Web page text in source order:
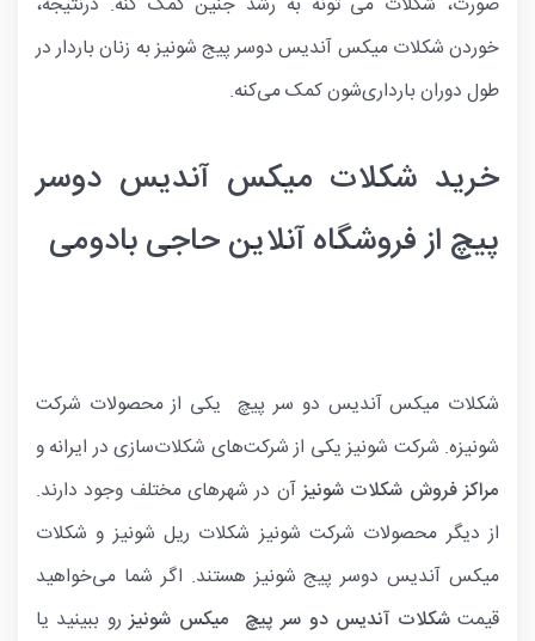
صورت، شکلات می تونه به رشد جنین کمک کنه. درنتیجه،
خوردن شکلات میکس آندیس دوسر پیج شونیز به زنان باردار در
طول دوران بارداری‌شون کمک می‌کنه.
خرید شکلات میکس آندیس دوسر
پیچ از فروشگاه آنلاین حاجی بادومی
شکلات میکس آندیس دو سر پیچ یکی از محصولات شرکت
شونیزه. شرکت شونیز یکی از شرکت‌های شکلات‌سازی در ایرانه و
مراکز فروش شکلات شونیزآن در شهرهای مختلف وجود دارند.
از دیگر محصولات شرکت شونیز شکلات ریل شونیز و شکلات
میکس آندیس دوسر پیج شونیز هستند. اگر شما می‌خواهید
قیمتشکلات آندیس دو سر پیچ میکس شونیز رو ببینید یا